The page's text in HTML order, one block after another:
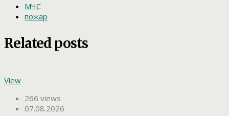
МЧС
пожар
Related posts
View
266 views
07.08.2026